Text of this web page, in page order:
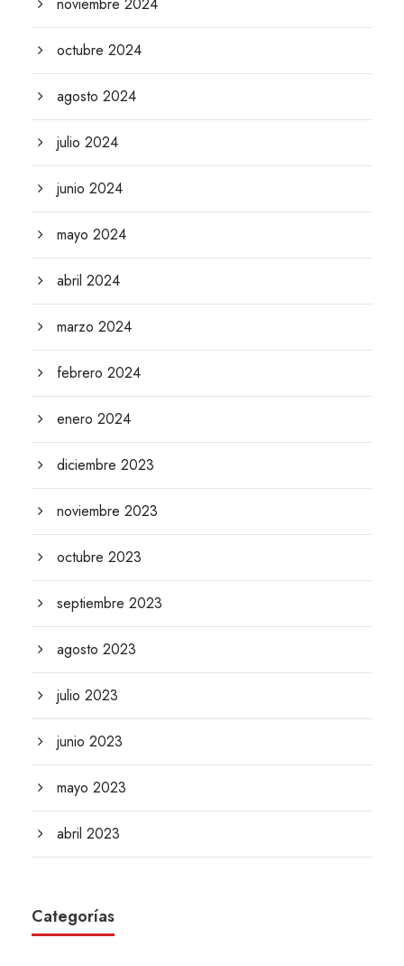
octubre 2024
agosto 2024
julio 2024
junio 2024
mayo 2024
abril 2024
marzo 2024
febrero 2024
enero 2024
diciembre 2023
noviembre 2023
octubre 2023
septiembre 2023
agosto 2023
julio 2023
junio 2023
mayo 2023
abril 2023
Categorías